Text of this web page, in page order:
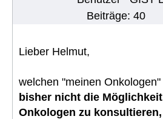
Beiträge: 40
Lieber Helmut,
welchen "meinen Onkologen"
bisher nicht die
Onkologen zu konsultieren,